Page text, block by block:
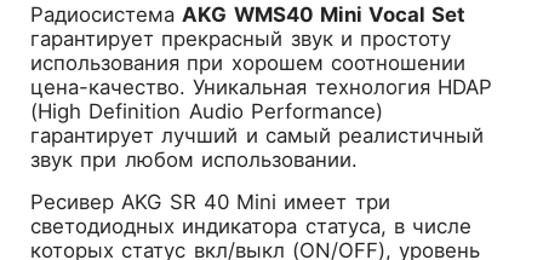
Радиосистема AKG WMS40 Mini Vocal Set
гарантирует прекрасный звук и простоту
использования при хорошем соотношении
цена-качество. Уникальная технология HDAP
(High Definition Audio Performance)
гарантирует лучший и самый реалистичный
звук при любом использовании.
Ресивер AKG SR 40 Mini имеет три
светодиодных индикатора статуса, в числе
которых статус вкл/выкл (ON/OFF), уровень